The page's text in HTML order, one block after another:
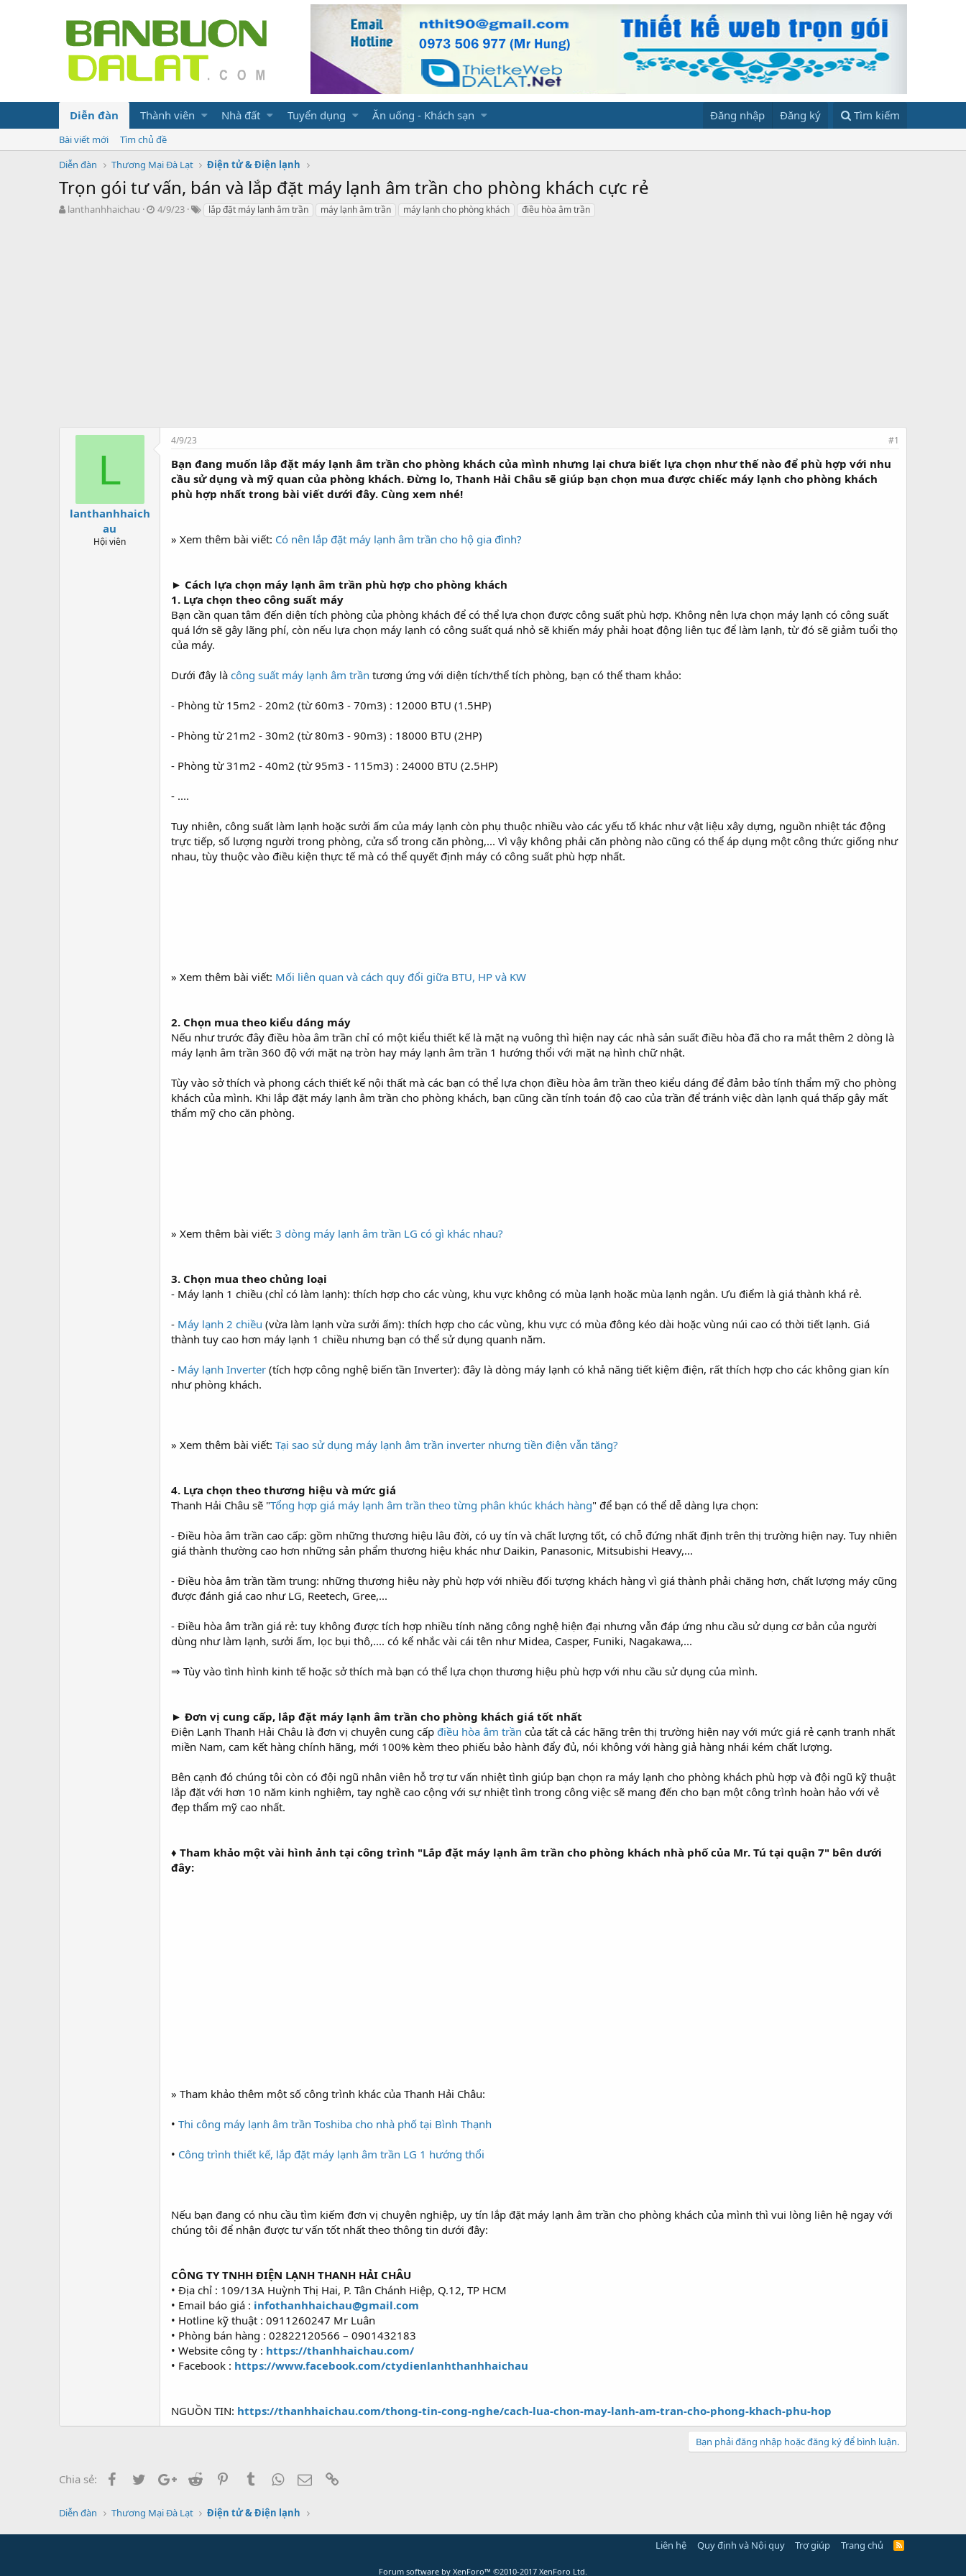
Diễn đàn Thành viên Nhà đất Tuyển dụng Ăn uống - Khách sạn Đăng nhập Đăng ký Tìm kiếm
Bài viết mới
Tìm chủ đề
Diễn đàn
Thương Mại Đà Lạt Điện tử & Điện lạnh
Trọn gói tư vấn, bán và lắp đặt máy lạnh âm trần cho phòng khách cực rẻ
N
lanthanhhaichau
N
4/9/23
Tlắp đặt máy lạnh âm trần máy lạnh âm trần máy lạnh cho phòng khách điều hòa âm trần
L
lanthanhhaich
au
Hội viên
4/9/23 #1
Bạn đang muốn lắp đặt máy lạnh âm trần cho phòng khách của mình nhưng lại chưa biết lựa chọn như thế nào để phù hợp với nhu
cầu sử dụng và mỹ quan của phòng khách. Đừng lo, Thanh Hải Châu sẽ giúp bạn chọn mua được chiếc máy lạnh cho phòng khách
phù hợp nhất trong bài viết dưới đây. Cùng xem nhé!
» Xem thêm bài viết: Có nên lắp đặt máy lạnh âm trần cho hộ gia đình?
► Cách lựa chọn máy lạnh âm trần phù hợp cho phòng khách
1. Lựa chọn theo công suất máy
Bạn cần quan tâm đến diện tích phòng của phòng khách để có thể lựa chọn được công suất phù hợp. Không nên lựa chọn máy lạnh có công suất
quá lớn sẽ gây lãng phí, còn nếu lựa chọn máy lạnh có công suất quá nhỏ sẽ khiến máy phải hoạt động liên tục để làm lạnh, từ đó sẽ giảm tuổi thọ
của máy.
Dưới đây là công suất máy lạnh âm trần tương ứng với diện tích/thể tích phòng, bạn có thể tham khảo:
- Phòng từ 15m2 - 20m2 (từ 60m3 - 70m3) : 12000 BTU (1.5HP)
- Phòng từ 21m2 - 30m2 (từ 80m3 - 90m3) : 18000 BTU (2HP)
- Phòng từ 31m2 - 40m2 (từ 95m3 - 115m3) : 24000 BTU (2.5HP)
- ....
Tuy nhiên, công suất làm lạnh hoặc sưởi ấm của máy lạnh còn phụ thuộc nhiều vào các yếu tố khác như vật liệu xây dựng, nguồn nhiệt tác động
trực tiếp, số lượng người trong phòng, cửa sổ trong căn phòng,... Vì vậy không phải căn phòng nào cũng có thể áp dụng một công thức giống như
nhau, tùy thuộc vào điều kiện thực tế mà có thể quyết định máy có công suất phù hợp nhất.
» Xem thêm bài viết: Mối liên quan và cách quy đổi giữa BTU, HP và KW
2. Chọn mua theo kiểu dáng máy
Nếu như trước đây điều hòa âm trần chỉ có một kiểu thiết kế là mặt nạ vuông thì hiện nay các nhà sản suất điều hòa đã cho ra mắt thêm 2 dòng là
máy lạnh âm trần 360 độ với mặt nạ tròn hay máy lạnh âm trần 1 hướng thổi với mặt nạ hình chữ nhật.
Tùy vào sở thích và phong cách thiết kế nội thất mà các bạn có thể lựa chọn điều hòa âm trần theo kiểu dáng để đảm bảo tính thẩm mỹ cho phòng
khách của mình. Khi lắp đặt máy lạnh âm trần cho phòng khách, bạn cũng cần tính toán độ cao của trần để tránh việc dàn lạnh quá thấp gây mất
thẩm mỹ cho căn phòng.
» Xem thêm bài viết: 3 dòng máy lạnh âm trần LG có gì khác nhau?
3. Chọn mua theo chủng loại
- Máy lạnh 1 chiều (chỉ có làm lạnh): thích hợp cho các vùng, khu vực không có mùa lạnh hoặc mùa lạnh ngắn. Ưu điểm là giá thành khá rẻ.
- Máy lạnh 2 chiều (vừa làm lạnh vừa sưởi ấm): thích hợp cho các vùng, khu vực có mùa đông kéo dài hoặc vùng núi cao có thời tiết lạnh. Giá
thành tuy cao hơn máy lạnh 1 chiều nhưng bạn có thể sử dụng quanh năm.
- Máy lạnh Inverter (tích hợp công nghệ biến tần Inverter): đây là dòng máy lạnh có khả năng tiết kiệm điện, rất thích hợp cho các không gian kín
như phòng khách.
» Xem thêm bài viết: Tại sao sử dụng máy lạnh âm trần inverter nhưng tiền điện vẫn tăng?
4. Lựa chọn theo thương hiệu và mức giá
Thanh Hải Châu sẽ "Tổng hợp giá máy lạnh âm trần theo từng phân khúc khách hàng" để bạn có thể dễ dàng lựa chọn:
- Điều hòa âm trần cao cấp: gồm những thương hiệu lâu đời, có uy tín và chất lượng tốt, có chỗ đứng nhất định trên thị trường hiện nay. Tuy nhiên
giá thành thường cao hơn những sản phẩm thương hiệu khác như Daikin, Panasonic, Mitsubishi Heavy,...
- Điều hòa âm trần tầm trung: những thương hiệu này phù hợp với nhiều đối tượng khách hàng vì giá thành phải chăng hơn, chất lượng máy cũng
được đánh giá cao như LG, Reetech, Gree,...
- Điều hòa âm trần giá rẻ: tuy không được tích hợp nhiều tính năng công nghệ hiện đại nhưng vẫn đáp ứng nhu cầu sử dụng cơ bản của người
dùng như làm lạnh, sưởi ấm, lọc bụi thô,.... có kể nhắc vài cái tên như Midea, Casper, Funiki, Nagakawa,...
⇒ Tùy vào tình hình kinh tế hoặc sở thích mà bạn có thể lựa chọn thương hiệu phù hợp với nhu cầu sử dụng của mình.
► Đơn vị cung cấp, lắp đặt máy lạnh âm trần cho phòng khách giá tốt nhất
Điện Lạnh Thanh Hải Châu là đơn vị chuyên cung cấp điều hòa âm trần của tất cả các hãng trên thị trường hiện nay với mức giá rẻ cạnh tranh nhất
miền Nam, cam kết hàng chính hãng, mới 100% kèm theo phiếu bảo hành đẩy đủ, nói không với hàng giả hàng nhái kém chất lượng.
Bên cạnh đó chúng tôi còn có đội ngũ nhân viên hỗ trợ tư vấn nhiệt tình giúp bạn chọn ra máy lạnh cho phòng khách phù hợp và đội ngũ kỹ thuật
lắp đặt với hơn 10 năm kinh nghiệm, tay nghề cao cộng với sự nhiệt tình trong công việc sẽ mang đến cho bạn một công trình hoàn hảo với vẻ
đẹp thẩm mỹ cao nhất.
♦ Tham khảo một vài hình ảnh tại công trình "Lắp đặt máy lạnh âm trần cho phòng khách nhà phố của Mr. Tú tại quận 7" bên dưới
đây:
» Tham khảo thêm một số công trình khác của Thanh Hải Châu:
• Thi công máy lạnh âm trần Toshiba cho nhà phố tại Bình Thạnh
• Công trình thiết kế, lắp đặt máy lạnh âm trần LG 1 hướng thổi
Nếu bạn đang có nhu cầu tìm kiếm đơn vị chuyên nghiệp, uy tín lắp đặt máy lạnh âm trần cho phòng khách của mình thì vui lòng liên hệ ngay với
chúng tôi để nhận được tư vấn tốt nhất theo thông tin dưới đây:
CÔNG TY TNHH ĐIỆN LẠNH THANH HẢI CHÂU
• Địa chỉ : 109/13A Huỳnh Thị Hai, P. Tân Chánh Hiệp, Q.12, TP HCM
• Email báo giá : infothanhhaichau@gmail.com
• Hotline kỹ thuật : 0911260247 Mr Luân
• Phòng bán hàng : 02822120566 – 0901432183
• Website công ty : https://thanhhaichau.com/
• Facebook : https://www.facebook.com/ctydienlanhthanhhaichau
NGUỒN TIN: https://thanhhaichau.com/thong-tin-cong-nghe/cach-lua-chon-may-lanh-am-tran-cho-phong-khach-phu-hop
Bạn phải đăng nhập hoặc đăng ký để bình luận.
Chia sẻ: FacebookTwitterGoogle+
Reddit PinterestTumblrWhatsApp
Email
Diễn đàn Thương Mại Đà Lạt Điện tử & Điện lạnh
Liên hệ Quy định và Nội quy Trợ giúp Trang chủ
Forum software by XenForo™ ©2010-2017 XenForo Ltd.